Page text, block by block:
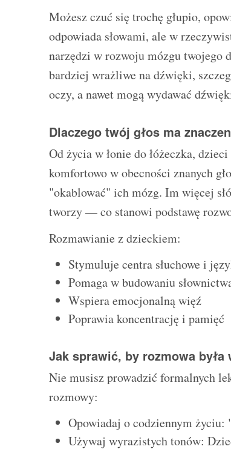
Możesz czuć się trochę głupio,
odpowiada słowami, ale w
narzędzi w rozwoju mózgu twojego
bardziej wrażliwe na dźwięki,
oczy, a nawet mogą wydawać
Dlaczego twój głos ma
Od życia w łonie do łóżeczka,
komfortowo w obecności znanych
"okablować" ich mózg. Im więcej
tworzy — co stanowi podstawę
Rozmawianie z dzieckiem:
Stymuluje centra słuchowe i
Pomaga w budowaniu
Wspiera emocjonalną więź
Poprawia koncentrację i pamięć
Jak sprawić, by rozmowa była
Nie musisz prowadzić formalnych
rozmowy:
Opowiadaj o codziennym życiu:
Używaj wyrazistych tonów: